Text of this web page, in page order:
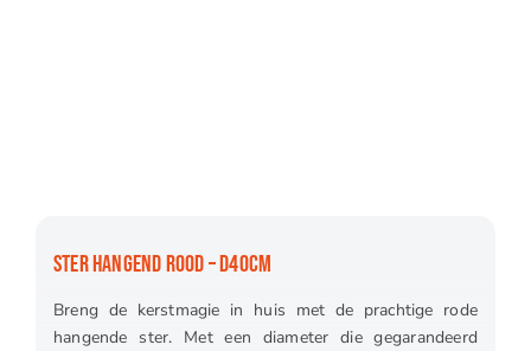
STER HANGEND ROOD – D40CM
Breng de kerstmagie in huis met de prachtige rode
hangende ster. Met een diameter die gegarandeerd